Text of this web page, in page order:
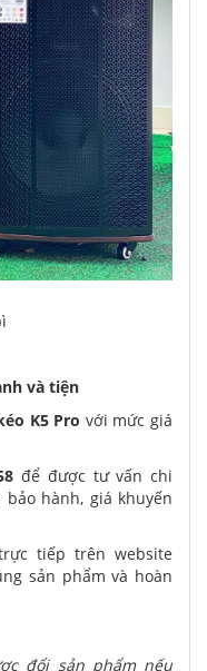
và tiện
K5 Pro với mức giá
để được tư vấn chi
hành, giá khuyến
tiếp trên website
sản phẩm và hoàn
đổi sản phẩm nếu